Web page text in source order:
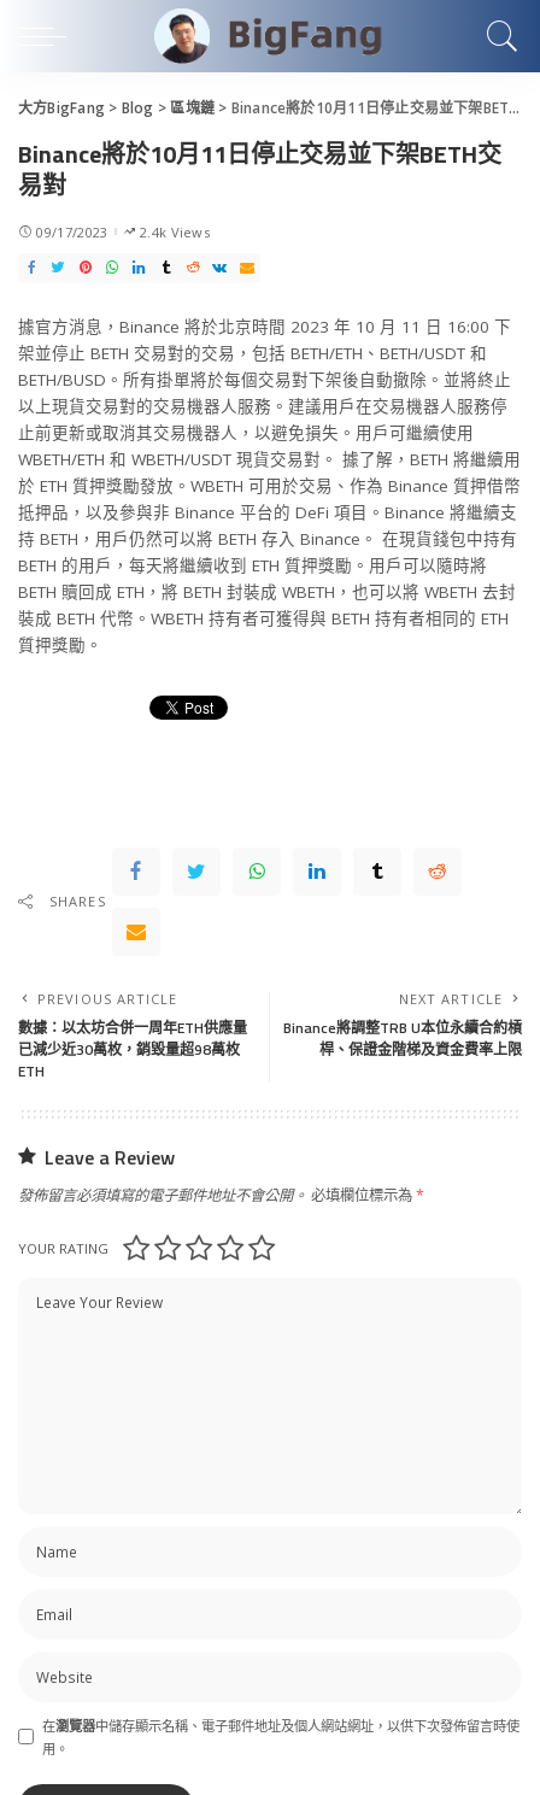
大方BigFang > Blog >區塊鏈 > Binance將於10月11日停止交易並下架BETH交易對
Binance將於10月11日停止交易並下架BETH交
易對
09/17/2023 2.4k Views
據官方消息，Binance 將於北京時間 2023 年 10 月 11 日 16:00 下
架並停止 BETH 交易對的交易，包括 BETH/ETH、BETH/USDT 和
BETH/BUSD。所有掛單將於每個交易對下架後自動撤除。並將終止
以上現貨交易對的交易機器人服務。建議用戶在交易機器人服務停
止前更新或取消其交易機器人，以避免損失。用戶可繼續使用
WBETH/ETH 和 WBETH/USDT 現貨交易對。 據了解，BETH 將繼續用
於 ETH 質押獎勵發放。WBETH 可用於交易、作為 Binance 質押借幣
抵押品，以及參與非 Binance 平台的 DeFi 項目。Binance 將繼續支
持 BETH，用戶仍然可以將 BETH 存入 Binance。 在現貨錢包中持有
BETH 的用戶，每天將繼續收到 ETH 質押獎勵。用戶可以隨時將
BETH 贖回成 ETH，將 BETH 封裝成 WBETH，也可以將 WBETH 去封
裝成 BETH 代幣。WBETH 持有者可獲得與 BETH 持有者相同的 ETH
質押獎勵。
SHARES
PREVIOUS ARTICLE
數據：以太坊合併一周年ETH供應量
已減少近30萬枚，銷毀量超98萬枚
ETH
NEXT ARTICLE
Binance將調整TRB U本位永續合約槓
桿、保證金階梯及資金費率上限
Leave a Review
發佈留言必須填寫的電子郵件地址不會公開。 必填欄位標示為*
YOUR RATING
在瀏覽器中儲存顯示名稱、電子郵件地址及個人網站網址，以供下次發佈留言時使
用。